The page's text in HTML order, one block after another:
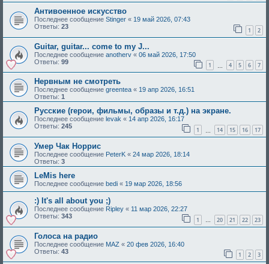
Антивоенное искусство
Последнее сообщение Stinger « 19 май 2026, 07:43
Ответы: 23 1 2
Guitar, guitar... come to my J...
Последнее сообщение anotherv « 06 май 2026, 17:50
Ответы: 99 1 4 5 6 7
Нервным не смотреть
Последнее сообщение greentea « 19 апр 2026, 16:51
Ответы: 1
Русские (герои, фильмы, образы и т.д.) на экране.
Последнее сообщение levak « 14 апр 2026, 16:17
Ответы: 245 1 14 15 16 17
Умер Чак Норрис
Последнее сообщение PeterK « 24 мар 2026, 18:14
Ответы: 3
LeMis here
Последнее сообщение bedi « 19 мар 2026, 18:56
:) It's all about you ;)
Последнее сообщение Ripley « 11 мар 2026, 22:27
Ответы: 343 1 … 20 21 22 23
Голоса на радио
Последнее сообщение MAZ « 20 фев 2026, 16:40
Ответы: 43 1 2 3